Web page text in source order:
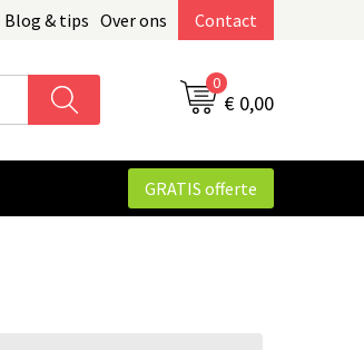
Blog & tips Over ons Contact
0
€ 0,00
GRATIS offerte